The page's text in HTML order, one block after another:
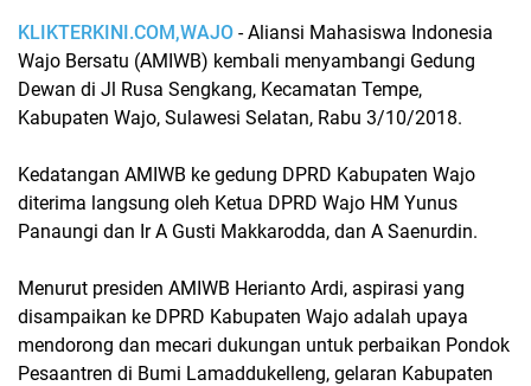
KLIKTERKINI.COM,WAJO - Aliansi Mahasiswa Indonesia
Wajo Bersatu (AMIWB) kembali menyambangi Gedung
Dewan di Jl Rusa Sengkang, Kecamatan Tempe,
Kabupaten Wajo, Sulawesi Selatan, Rabu 3/10/2018.
Kedatangan AMIWB ke gedung DPRD Kabupaten Wajo
diterima langsung oleh Ketua DPRD Wajo HM Yunus
Panaungi dan Ir A Gusti Makkarodda, dan A Saenurdin.
Menurut presiden AMIWB Herianto Ardi, aspirasi yang
disampaikan ke DPRD Kabupaten Wajo adalah upaya
mendorong dan mecari dukungan untuk perbaikan Pondok
Pesaantren di Bumi Lamaddukelleng, gelaran Kabupaten